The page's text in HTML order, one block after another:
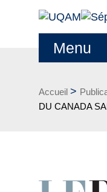
Menu
Accueil >
DU CANADA